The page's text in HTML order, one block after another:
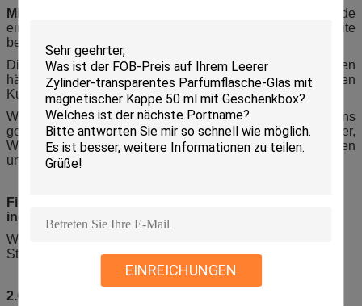
EINREICHUNGEN
MEYI VERPACKEN
versteht, dass manchmal Sie gerade
eine einfache Frage haben, die durch die Website
beantwortet werden sollte, aber nicht sind.
Dieses verwirklichend, haben wir versucht, die meisten
häufigsten Fragen zusammenzufügen, die wir von unseren
Kunden auf der ganzen Erde erhalten.
Wenn Ihre Frage nicht hier beantwortet wird, können Sie uns
gebührenfrei immer anrufen bei 0086-510-86562585, oder,
WhatsApp 0086-13861642099 und einen zu verwenden
unserer Vertriebsmitarbeiter ist glücklich, Ihnen zu helfen.
Firma 1.Your ist eine transactional Firma oder eine
industrielle Fertigungsfabrik?
Wir sind eine industrielle Fertigungsfabrik, die in Jiangyin-
Stadt fand.
2.Can erhalten wir Ihre freien Proben?